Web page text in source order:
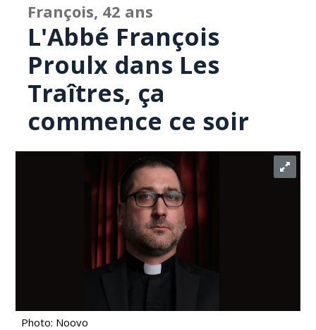
François, 42 ans
L'Abbé François
Proulx dans Les
Traîtres, ça
commence ce soir
Photo: Noovo